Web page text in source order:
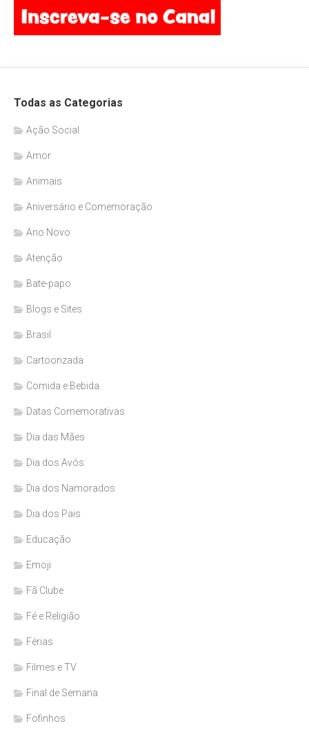
Todas as Categorias
Ação Social
Amor
Animais
Aniversário e Comemoração
Ano Novo
Atenção
Bate-papo
Blogs e Sites
Brasil
Cartoonzada
Comida e Bebida
Datas Comemorativas
Dia das Mães
Dia dos Avós
Dia dos Namorados
Dia dos Pais
Educação
Emoji
Fã Clube
Fé e Religião
Férias
Filmes e TV
Final de Semana
Fofinhos